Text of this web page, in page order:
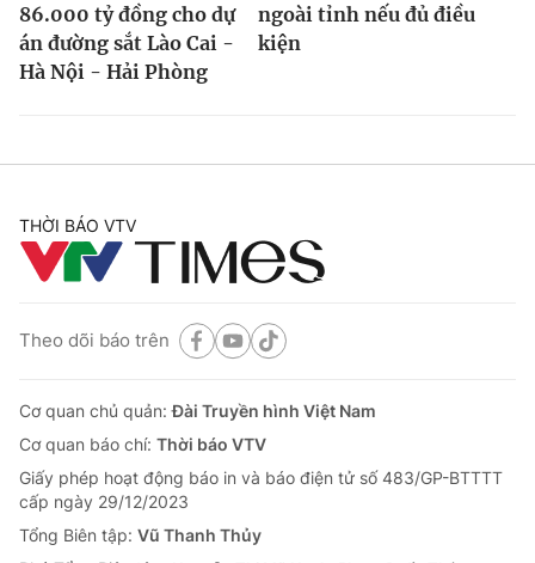
86.000 tỷ đồng cho dự
án đường sắt Lào Cai -
Hà Nội - Hải Phòng
ngoài tỉnh nếu đủ điều
kiện
THỜI BÁO VTV
Theo dõi báo trên
Cơ quan chủ quản:Đài Truyền hình Việt Nam
Cơ quan báo chí: Thời báo VTV
Giấy phép hoạt động báo in và báo điện tử số 483/GP-BTTTT
cấp ngày 29/12/2023
Tổng Biên tập: Vũ Thanh Thủy